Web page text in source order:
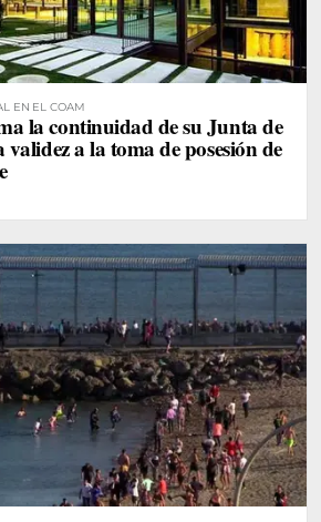
EN EL COAM
la continuidad de su Junta de
a la toma de posesión de